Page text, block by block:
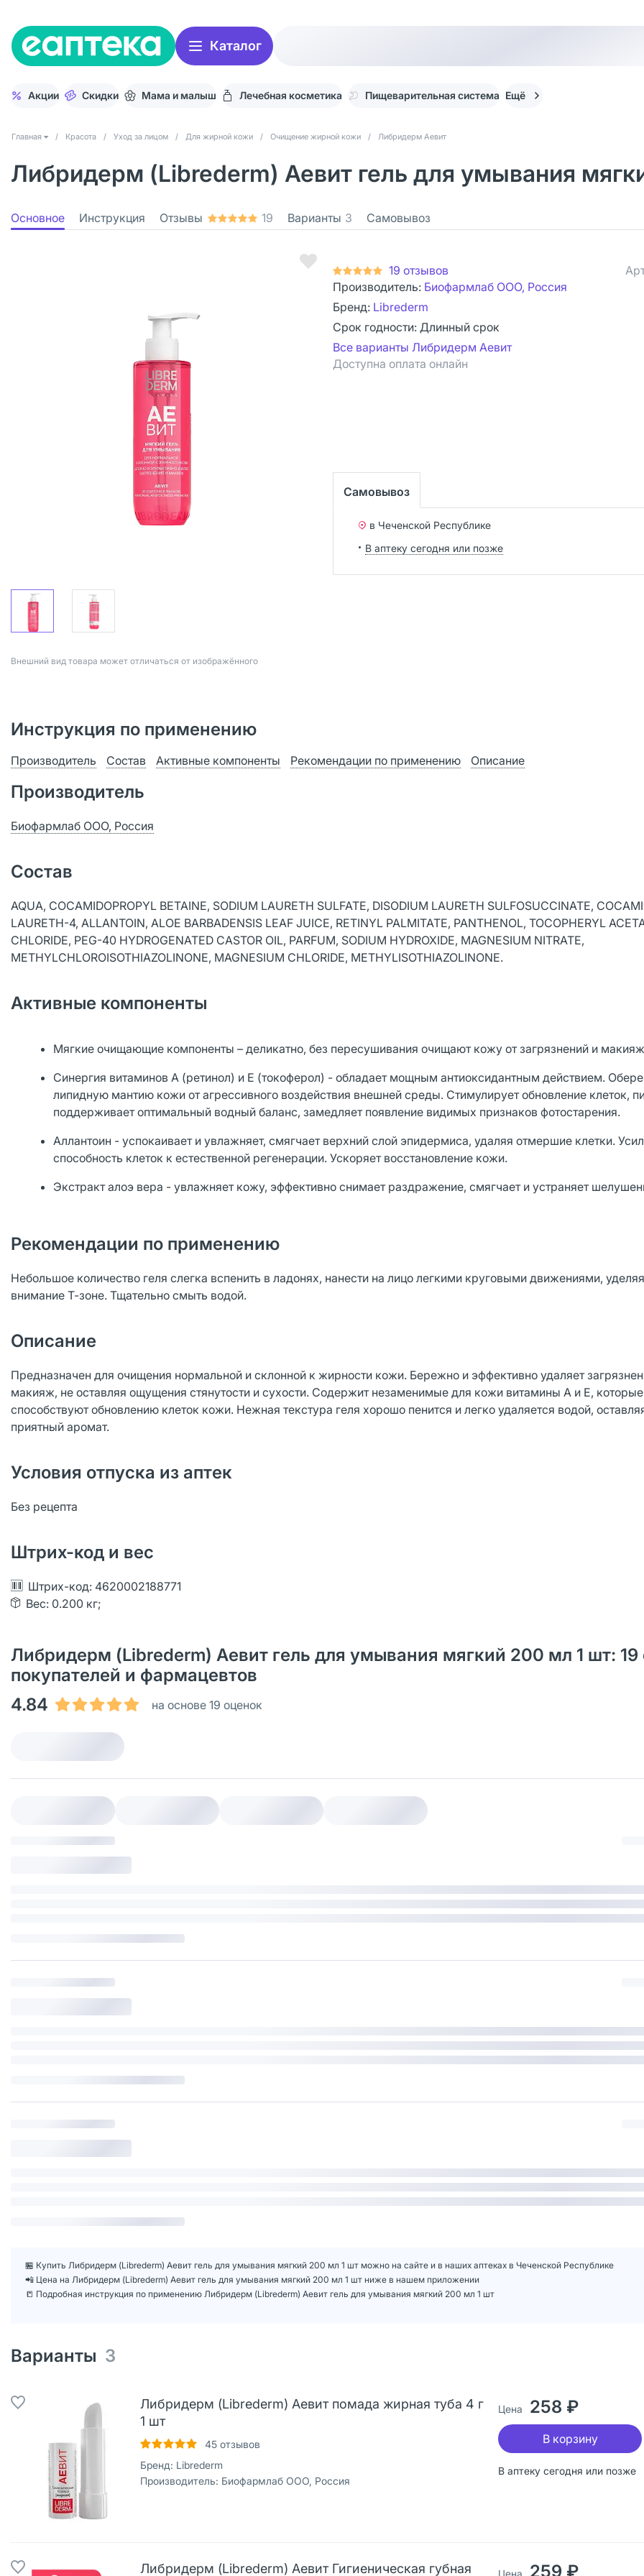
Каталог
Акции Скидки Мама и малыш Лечебная косметика Пищеварительная система Ещё
Главная / Красота / Уход за лицом / Для жирной кожи / Очищение жирной кожи / Либридерм Аевит
Либридерм (Librederm) Аевит гель для умывания
Основное Инструкция Отзывы 19 Варианты 3 Самовывоз
Bнешний вид товара может отличаться от изображённого
19 отзывов
Производитель: Биофармлаб ООО, Россия
Бренд: Librederm
Срок годности: Длинный срок
Все варианты Либридерм Аевит
Доступна оплата онлайн
Самовывоз
в Чеченской Республике
В аптеку сегодня или позже
Инструкция по применению
Производитель Состав Активные компоненты Рекомендации по применению Описание
Производитель
Биофармлаб ООО, Россия
Состав
AQUA, COCAMIDOPROPYL BETAINE, SODIUM LAURETH SULFATE, DISODIUM LAURETH SULFOSUCCINATE,
LAURETH-4, ALLANTOIN, ALOE BARBADENSIS LEAF JUICE, RETINYL PALMITATE, PANTHENOL, TOCOPHERYL
CHLORIDE, PEG-40 HYDROGENATED CASTOR OIL, PARFUM, SODIUM HYDROXIDE, MAGNESIUM NITRATE,
METHYLCHLOROISOTHIAZOLINONE, MAGNESIUM CHLORIDE, METHYLISOTHIAZOLINONE.
Активные компоненты
Мягкие очищающие компоненты – деликатно, без пересушивания очищают кожу от загрязнений и
Синергия витаминов А (ретинол) и Е (токоферол) - обладает мощным антиоксидантным действием.
липидную мантию кожи от агрессивного воздействия внешней среды. Стимулирует обновление клеток,
поддерживает оптимальный водный баланс, замедляет появление видимых признаков фотостарения.
Аллантоин - успокаивает и увлажняет, смягчает верхний слой эпидермиса, удаляя отмершие клетки.
способность клеток к естественной регенерации. Ускоряет восстановление кожи.
Экстракт алоэ вера - увлажняет кожу, эффективно снимает раздражение, смягчает и устраняет
Рекомендации по применению
Небольшое количество геля слегка вспенить в ладонях, нанести на лицо легкими круговыми движениями,
внимание Т-зоне. Тщательно смыть водой.
Описание
Предназначен для очищения нормальной и склонной к жирности кожи. Бережно и эффективно удаляет
макияж, не оставляя ощущения стянутости и сухости. Содержит незаменимые для кожи витамины А и Е, которые
способствуют обновлению клеток кожи. Нежная текстура геля хорошо пенится и легко удаляется водой,
приятный аромат.
Условия отпуска из аптек
Без рецепта
Штрих-код и вес
Штрих-код: 4620002188771
Вес: 0.200 кг;
Либридерм (Librederm) Аевит гель для умывания мягкий 200 мл 1 шт: 19
покупателей и фармацевтов
4.84
на основе 19 оценок
🏪 Купить Либридерм (Librederm) Аевит гель для умывания мягкий 200 мл 1 шт можно на сайте и в наших аптеках в Чеченской Республике
📲 Цена на Либридерм (Librederm) Аевит гель для умывания мягкий 200 мл 1 шт ниже в нашем приложении
📒 Подробная инструкция по применению Либридерм (Librederm) Аевит гель для умывания мягкий 200 мл 1 шт
Варианты 3
Либридерм (Librederm) Аевит помада жирная туба 4 г
1 шт
45 отзывов
Бренд: Librederm
Производитель: Биофармлаб ООО, Россия
В аптеку сегодня или позже
Цена 258 ₽
В корзину
Либридерм (Librederm) Аевит Гигиеническая губная Цена 259 ₽